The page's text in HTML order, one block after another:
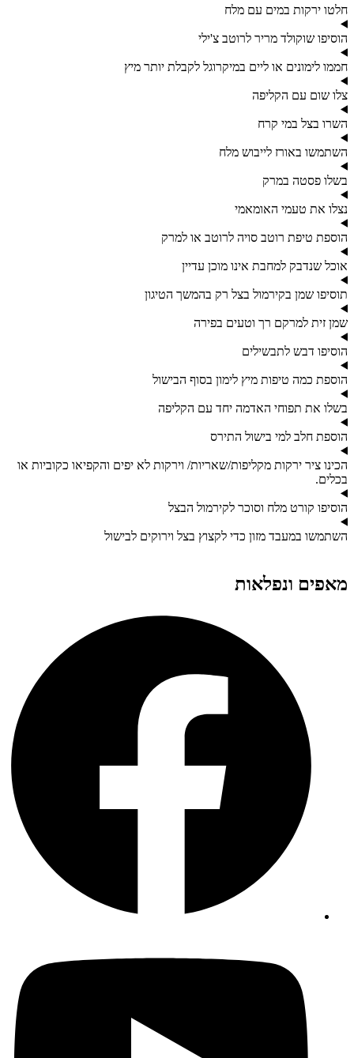
חלטו ירקות במים עם מלח
הוסיפו שוקולד מריר לרוטב צ'ילי
חממו לימונים או ליים במיקרוגל לקבלת יותר מיץ
צלו שום עם הקליפה
השרו בצל במי קרח
השתמשו באורז לייבוש מלח
בשלו פסטה במרק
נצלו את טעמי האומאמי
הוספת טיפת רוטב סויה לרוטב או למרק
אוכל שנדבק למחבת אינו מוכן עדיין
תוסיפו שמן בקירמול בצל רק בהמשך הטיגון
שמן זית למרקם רך וטעים בפירה
הוסיפו דבש לתבשילים
הוספת כמה טיפות מיץ לימון בסוף הבישול
בשלו את תפוחי האדמה יחד עם הקליפה
הוספת חלב למי בישול התירס
הכינו ציר ירקות מקליפות/שאריות/ וירקות לא יפים והקפיאו כקוביות או
בכלים.
הוסיפו קורט מלח וסוכר לקירמול הבצל
השתמשו במעבד מזון כדי לקצוץ בצל וירוקים לבישול
מאפים ונפלאות